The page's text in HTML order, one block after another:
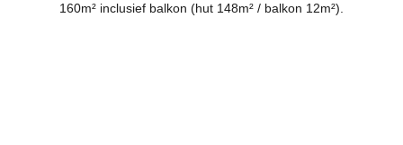
160m² inclusief balkon (hut 148m² / balkon 12m²).